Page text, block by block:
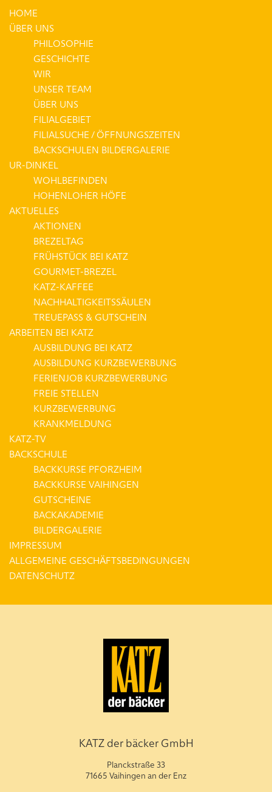
HOME
ÜBER UNS
PHILOSOPHIE
GESCHICHTE
WIR
UNSER TEAM
ÜBER UNS
FILIALGEBIET
FILIALSUCHE / ÖFFNUNGSZEITEN
BACKSCHULEN BILDERGALERIE
UR-DINKEL
WOHLBEFINDEN
HOHENLOHER HÖFE
AKTUELLES
AKTIONEN
BREZELTAG
FRÜHSTÜCK BEI KATZ
GOURMET-BREZEL
KATZ-KAFFEE
NACHHALTIGKEITSSÄULEN
TREUEPASS & GUTSCHEIN
ARBEITEN BEI KATZ
AUSBILDUNG BEI KATZ
AUSBILDUNG KURZBEWERBUNG
FERIENJOB KURZBEWERBUNG
FREIE STELLEN
KURZBEWERBUNG
KRANKMELDUNG
KATZ-TV
BACKSCHULE
BACKKURSE PFORZHEIM
BACKKURSE VAIHINGEN
GUTSCHEINE
BACKAKADEMIE
BILDERGALERIE
IMPRESSUM
ALLGEMEINE GESCHÄFTSBEDINGUNGEN
DATENSCHUTZ
KATZ der bäcker GmbH
Planckstraße 33
71665 Vaihingen an der Enz